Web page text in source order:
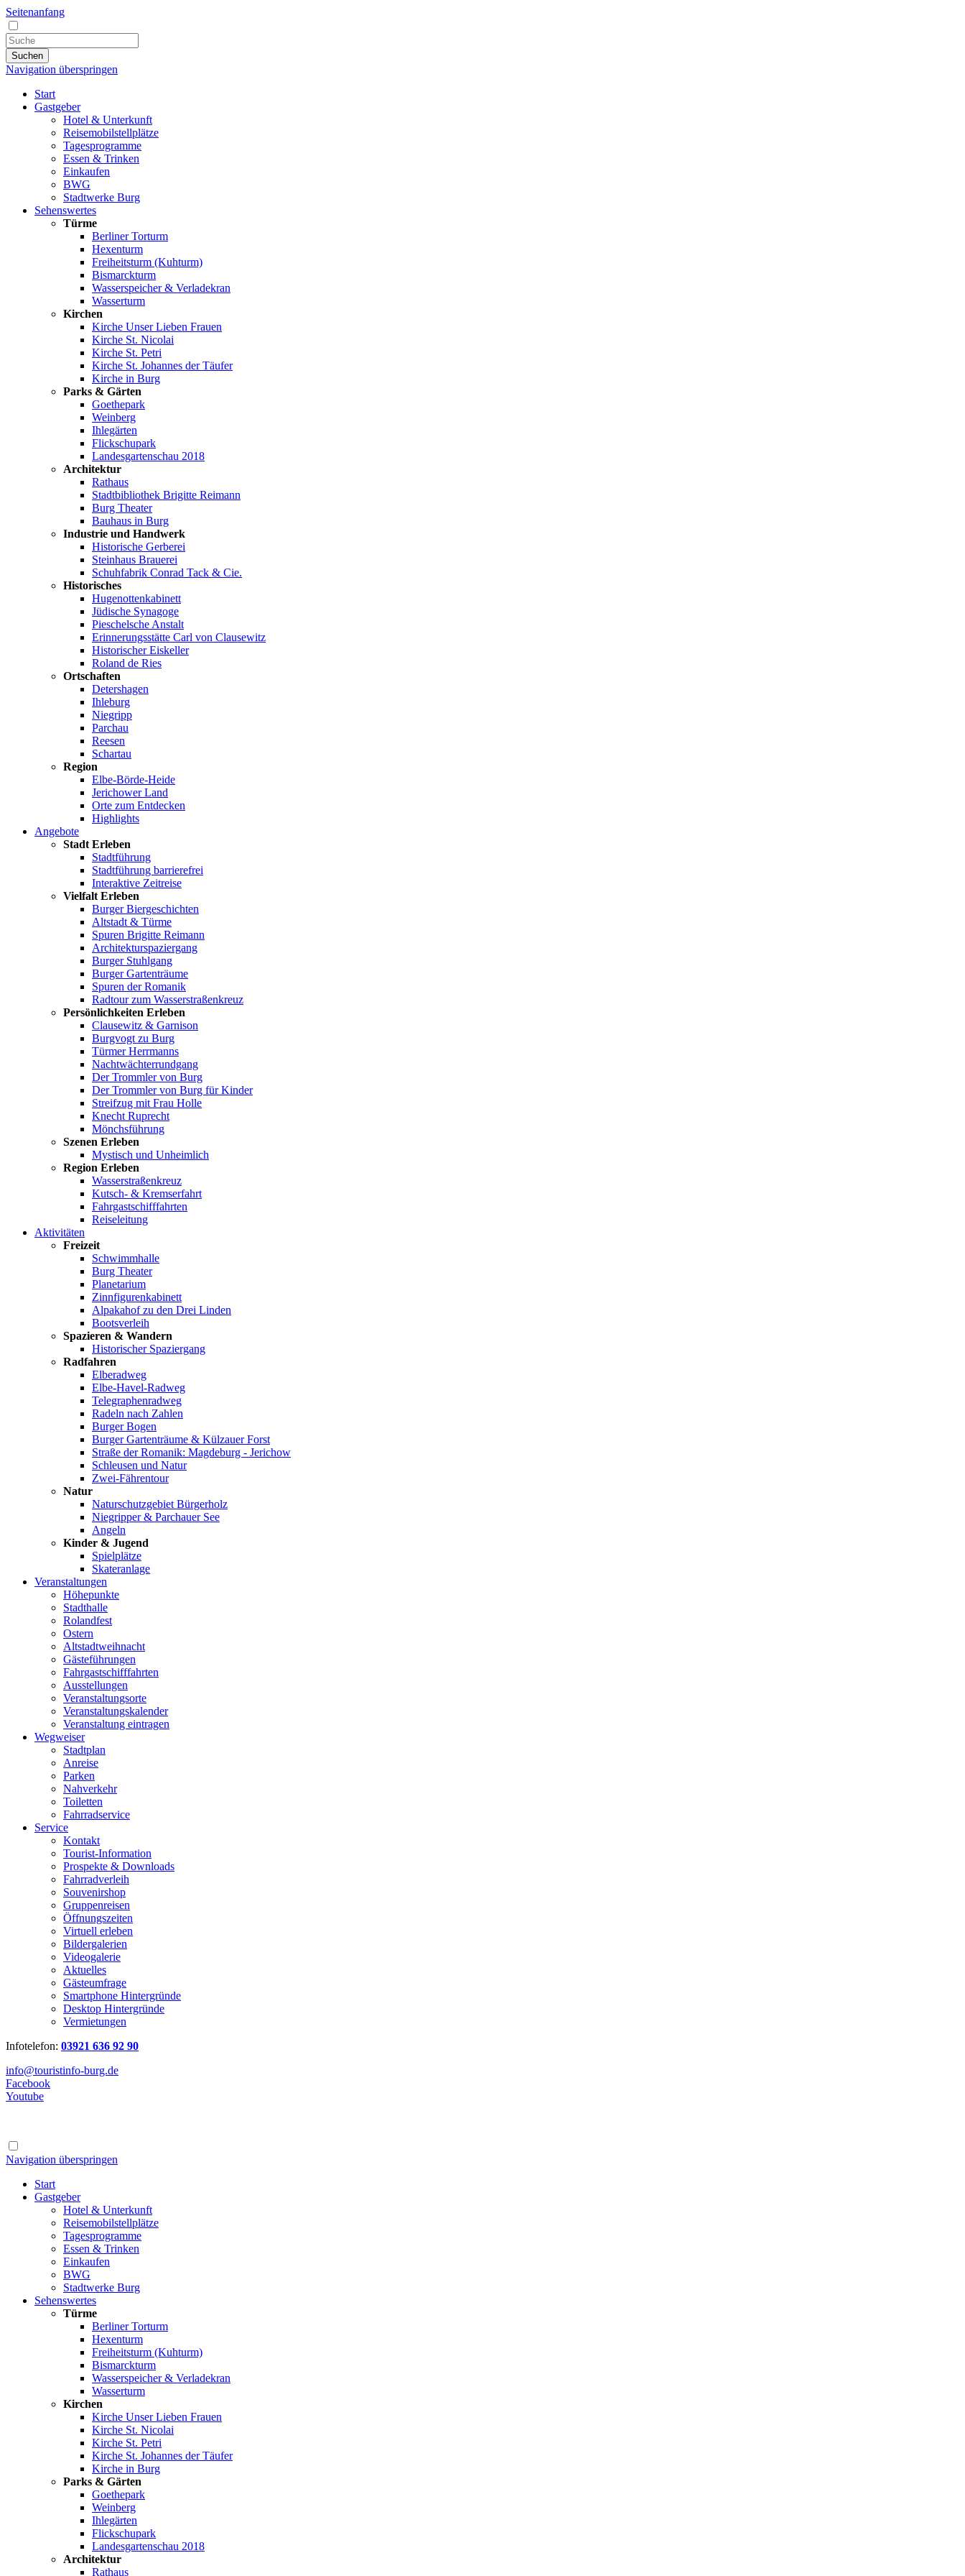
Seitenanfang
Suchen
Navigation überspringen
Start
Gastgeber
Hotel & Unterkunft
Reisemobilstellplätze
Tagesprogramme
Essen & Trinken
Einkaufen
BWG
Stadtwerke Burg
Sehenswertes
Türme
Berliner Torturm
Hexenturm
Freiheitsturm (Kuhturm)
Bismarckturm
Wasserspeicher & Verladekran
Wasserturm
Kirchen
Kirche Unser Lieben Frauen
Kirche St. Nicolai
Kirche St. Petri
Kirche St. Johannes der Täufer
Kirche in Burg
Parks & Gärten
Goethepark
Weinberg
Ihlegärten
Flickschupark
Landesgartenschau 2018
Architektur
Rathaus
Stadtbibliothek Brigitte Reimann
Burg Theater
Bauhaus in Burg
Industrie und Handwerk
Historische Gerberei
Steinhaus Brauerei
Schuhfabrik Conrad Tack & Cie.
Historisches
Hugenottenkabinett
Jüdische Synagoge
Pieschelsche Anstalt
Erinnerungsstätte Carl von Clausewitz
Historischer Eiskeller
Roland de Ries
Ortschaften
Detershagen
Ihleburg
Niegripp
Parchau
Reesen
Schartau
Region
Elbe-Börde-Heide
Jerichower Land
Orte zum Entdecken
Highlights
Angebote
Stadt Erleben
Stadtführung
Stadtführung barrierefrei
Interaktive Zeitreise
Vielfalt Erleben
Burger Biergeschichten
Altstadt & Türme
Spuren Brigitte Reimann
Architekturspaziergang
Burger Stuhlgang
Burger Gartenträume
Spuren der Romanik
Radtour zum Wasserstraßenkreuz
Persönlichkeiten Erleben
Clausewitz & Garnison
Burgvogt zu Burg
Türmer Herrmanns
Nachtwächterrundgang
Der Trommler von Burg
Der Trommler von Burg für Kinder
Streifzug mit Frau Holle
Knecht Ruprecht
Mönchsführung
Szenen Erleben
Mystisch und Unheimlich
Region Erleben
Wasserstraßenkreuz
Kutsch- & Kremserfahrt
Fahrgastschifffahrten
Reiseleitung
Aktivitäten
Freizeit
Schwimmhalle
Burg Theater
Planetarium
Zinnfigurenkabinett
Alpakahof zu den Drei Linden
Bootsverleih
Spazieren & Wandern
Historischer Spaziergang
Radfahren
Elberadweg
Elbe-Havel-Radweg
Telegraphenradweg
Radeln nach Zahlen
Burger Bogen
Burger Gartenträume & Külzauer Forst
Straße der Romanik: Magdeburg - Jerichow
Schleusen und Natur
Zwei-Fährentour
Natur
Naturschutzgebiet Bürgerholz
Niegripper & Parchauer See
Angeln
Kinder & Jugend
Spielplätze
Skateranlage
Veranstaltungen
Höhepunkte
Stadthalle
Rolandfest
Ostern
Altstadtweihnacht
Gästeführungen
Fahrgastschifffahrten
Ausstellungen
Veranstaltungsorte
Veranstaltungskalender
Veranstaltung eintragen
Wegweiser
Stadtplan
Anreise
Parken
Nahverkehr
Toiletten
Fahrradservice
Service
Kontakt
Tourist-Information
Prospekte & Downloads
Fahrradverleih
Souvenirshop
Gruppenreisen
Öffnungszeiten
Virtuell erleben
Bildergalerien
Videogalerie
Aktuelles
Gästeumfrage
Smartphone Hintergründe
Desktop Hintergründe
Vermietungen
Infotelefon: 03921 636 92 90
info@touristinfo-burg.de
Facebook
Youtube
Navigation überspringen
Start
Gastgeber
Hotel & Unterkunft
Reisemobilstellplätze
Tagesprogramme
Essen & Trinken
Einkaufen
BWG
Stadtwerke Burg
Sehenswertes
Türme
Berliner Torturm
Hexenturm
Freiheitsturm (Kuhturm)
Bismarckturm
Wasserspeicher & Verladekran
Wasserturm
Kirchen
Kirche Unser Lieben Frauen
Kirche St. Nicolai
Kirche St. Petri
Kirche St. Johannes der Täufer
Kirche in Burg
Parks & Gärten
Goethepark
Weinberg
Ihlegärten
Flickschupark
Landesgartenschau 2018
Architektur
Rathaus